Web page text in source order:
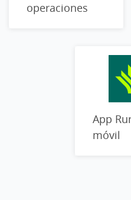
operaciones
App
móvil